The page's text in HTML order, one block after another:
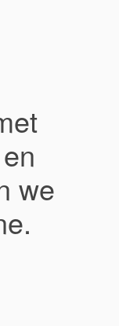
we